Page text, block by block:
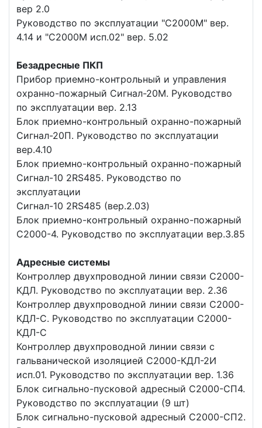
вер 2.0
Руководство по эксплуатации "С2000М" вер.
4.14 и "С2000М исп.02" вер. 5.02
Безадресные ПКП
Прибор приемно-контрольный и управления
охранно-пожарный Сигнал-20М. Руководство
по эксплуатации вер. 2.13
Блок приемно-контрольный охранно-пожарный
Сигнал-20П. Руководство по эксплуатации
вер.4.10
Блок приемно-контрольный охранно-пожарный
Сигнал-10 2RS485. Руководство по
эксплуатации
Сигнал-10 2RS485 (вер.2.03)
Блок приемно-контрольный охранно-пожарный
С2000-4. Руководство по эксплуатации вер.3.85
Адресные системы
Контроллер двухпроводной линии связи С2000-
КДЛ. Руководство по эксплуатации вер. 2.36
Контроллер двухпроводной линии связи С2000-
КДЛ-С. Руководство по эксплуатации С2000-
КДЛ-С
Контроллер двухпроводной линии связи с
гальванической изоляцией С2000-КДЛ-2И
исп.01. Руководство по эксплуатации вер. 1.36
Блок сигнально-пусковой адресный С2000-СП4.
Руководство по эксплуатации (9 шт)
Блок сигнально-пусковой адресный С2000-СП2.